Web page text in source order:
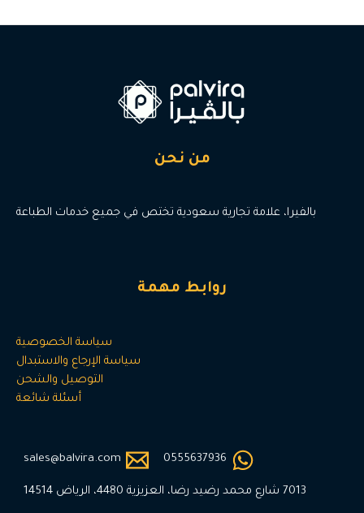
من نحن
بالفيرا، علامة تجارية سعودية تختص في جميع خدمات الطباعة
روابط مهمة
سياسة الخصوصية
سياسة الإرجاع والاستبدال
التوصيل والشحن
أسئلة شائعة
0555637936
sales@balvira.com
7013 شارع محمد رضيد رضا، العزيزية 4480، الرياض 14514